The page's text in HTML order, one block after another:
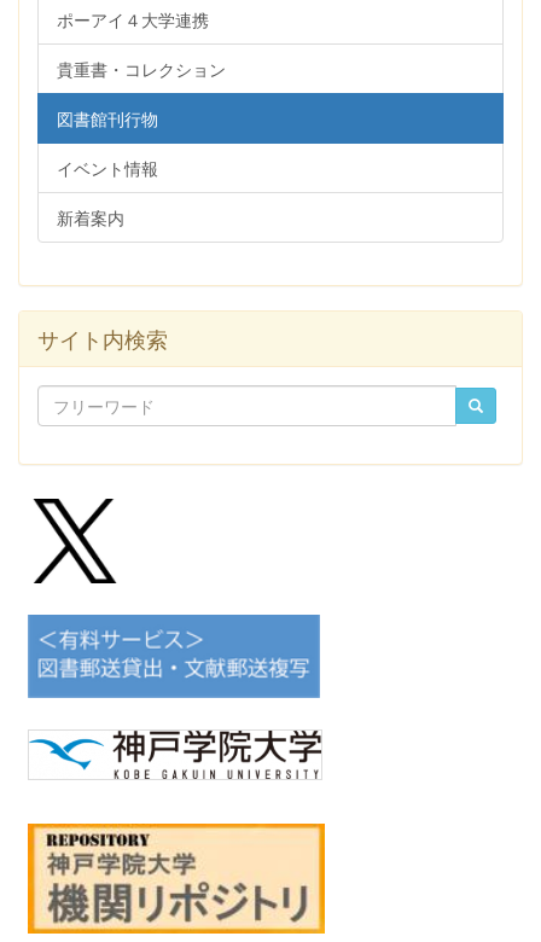
ポーアイ４大学連携
貴重書・コレクション
図書館刊行物
イベント情報
新着案内
サイト内検索